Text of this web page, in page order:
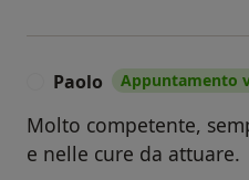
Paolo Appuntamento
Molto competente,
e nelle cure da attuare.